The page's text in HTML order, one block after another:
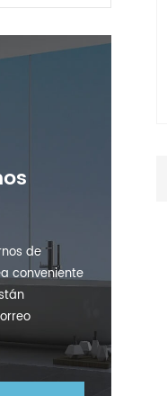
de
conveniente